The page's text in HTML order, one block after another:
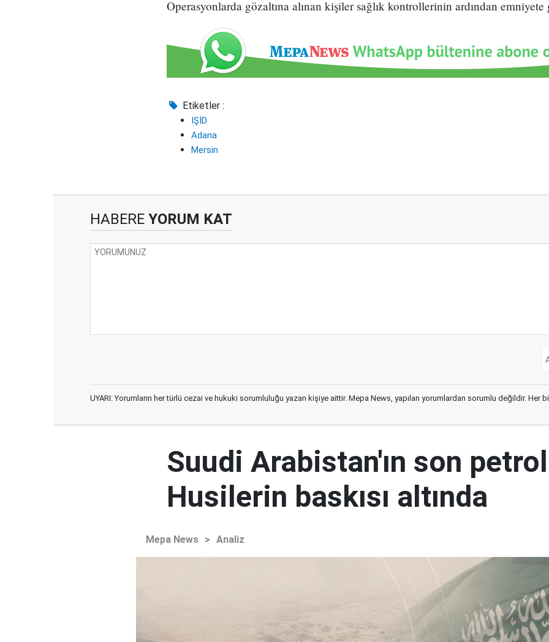
Operasyonlarda gözaltına alınan kişiler sağlık kontrollerinin ardından
Etiketler :
IŞİD
Adana
Mersin
HABERE YORUM KAT
UYARI: Yorumların her türlü cezai ve hukuki sorumluluğu yazan kişiye aittir. Mepa News, yapılan yorumlardan sorumlu değildir. Her
Suudi Arabistan'ın son
Husilerin baskısı altında
Mepa News > Analiz